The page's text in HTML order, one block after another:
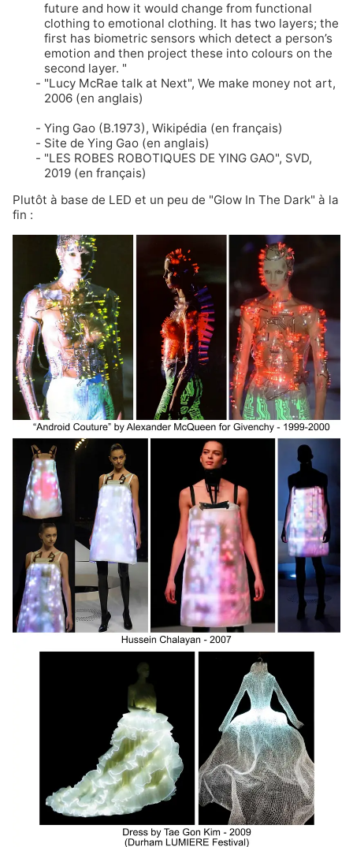
future and how it would change from functional
clothing to emotional clothing. It has two layers; the
first has biometric sensors which detect a person’s
emotion and then project these into colours on the
second layer. "
"Lucy McRae talk at Next", We make money not art,
2006 (en anglais)
Ying Gao (B.1973), Wikipédia (en français)
Site de Ying Gao (en anglais)
"LES ROBES ROBOTIQUES DE YING GAO", SVD,
2019 (en français)
Plutôt à base de LED et un peu de "Glow In The Dark" à la
fin :